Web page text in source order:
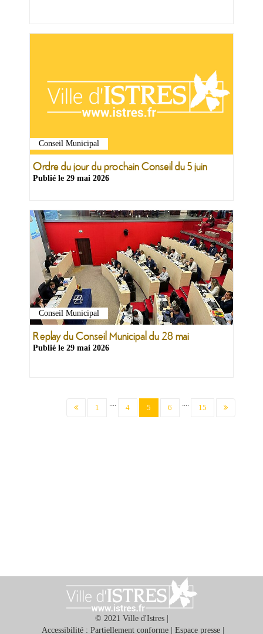
Conseil Municipal
Ordre du jour du prochain Conseil du 5 juin
Publié le 29 mai 2026
Conseil Municipal
Replay du Conseil Municipal du 28 mai
Publié le 29 mai 2026
1 .... 4 5 (current)
6 .... 15
© 2021 Ville d'Istres |
Accessibilité : Partiellement conforme| Espace presse|